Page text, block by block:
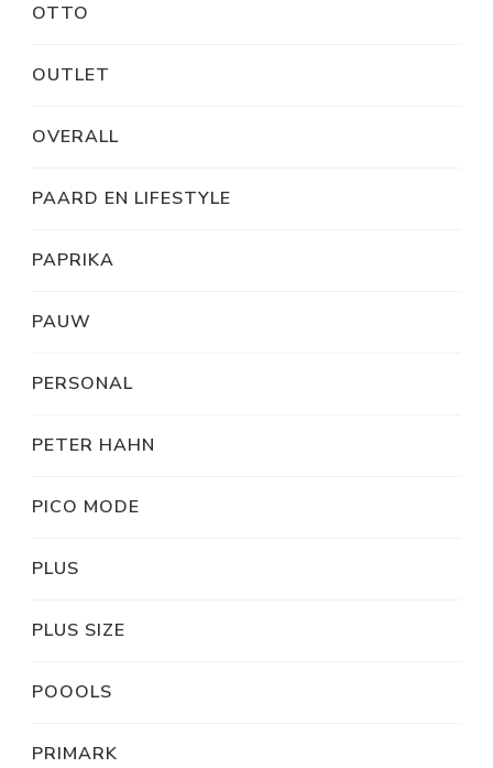
OTTO
OUTLET
OVERALL
PAARD EN LIFESTYLE
PAPRIKA
PAUW
PERSONAL
PETER HAHN
PICO MODE
PLUS
PLUS SIZE
POOOLS
PRIMARK